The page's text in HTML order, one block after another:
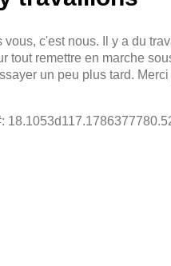
vous, c'est nous. Il y a du
tout remettre en marche
un peu plus tard. Merci